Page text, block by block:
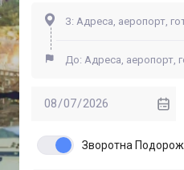
Зворотна Подорож